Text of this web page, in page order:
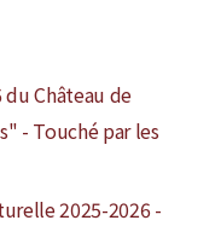
Château de
- Touché par les
2025-2026 -